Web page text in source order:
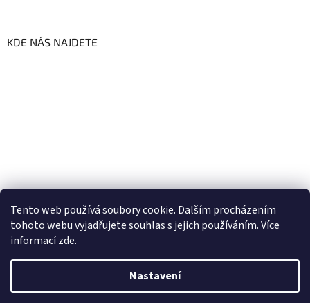
Tento web používá soubory cookie. Dalším procházením
tohoto webu vyjadřujete souhlas s jejich používáním. Více
informacízde.
Nastavení
KDE NÁS NAJDETE